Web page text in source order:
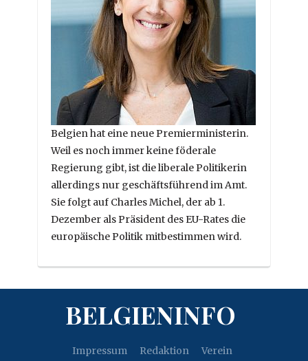
Belgien hat eine neue Premierministerin.
Weil es noch immer keine föderale
Regierung gibt, ist die liberale Politikerin
allerdings nur geschäftsführend im Amt.
Sie folgt auf Charles Michel, der ab 1.
Dezember als Präsident des EU-Rates die
europäische Politik mitbestimmen wird.
BELGIENINFO
Impressum Redaktion Verein